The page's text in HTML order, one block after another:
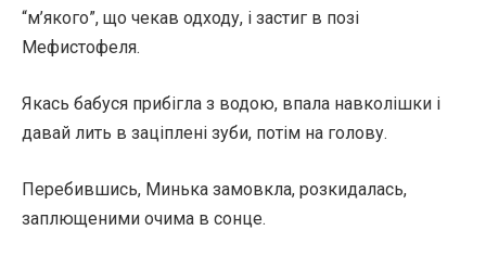
“м’якого”, що чекав одходу, і застиг в позі
Мефистофеля.
Якась бабуся прибігла з водою, впала навколішки і
давай лить в заціплені зуби, потім на голову.
Перебившись, Минька замовкла, розкидалась,
заплющеними очима в сонце.